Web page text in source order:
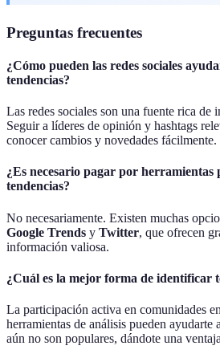
Preguntas frecuentes
¿Cómo pueden las redes sociales
tendencias?
Las redes sociales son una fuente rica de
Seguir a líderes de opinión y hashtags
conocer cambios y novedades fácilmente.
¿Es necesario pagar por herramientas
tendencias?
No necesariamente. Existen muchas
Google Trends y Twitter, que ofrecen
información valiosa.
¿Cuál es la mejor forma de identificar
La participación activa en comunidades
herramientas de análisis pueden ayudarte
aún no son populares, dándote una